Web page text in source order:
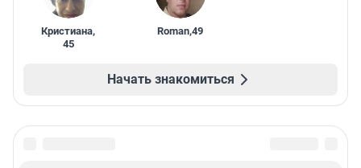
Кристиана,
45
Roman,49
Начать знакомиться